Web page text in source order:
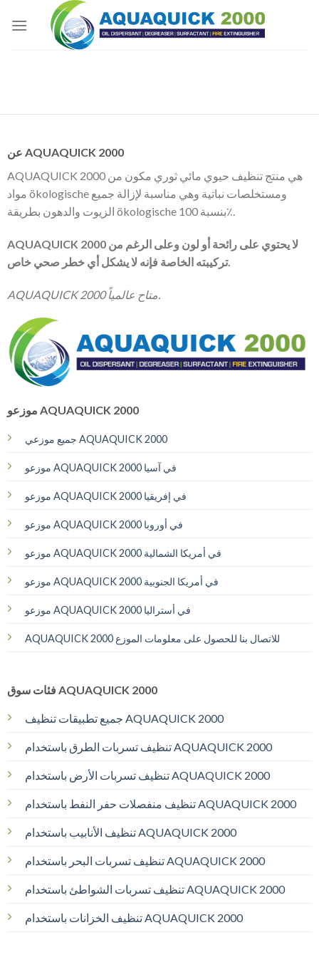
عن AQUAQUICK 2000
AQUAQUICK 2000 هي منتج تنظيف حيوي مائي ثوري مكون من
مواد ökologische ومستخلصات نباتية وهي مناسبة لإزالة جميع
الزيوت والدهون بطريقة ökologische بنسبة 100٪.
AQUAQUICK 2000 لا يحتوي على رائحة أو لون وعلى الرغم من
تركيبته الخاصة فإنه لا يشكل أي خطر صحي خاص.
موزعو AQUAQUICK 2000
جميع موزعي AQUAQUICK 2000
موزعو AQUAQUICK 2000 في آسيا
موزعو AQUAQUICK 2000 في إفريقيا
موزعو AQUAQUICK 2000 في أوروبا
موزعو AQUAQUICK 2000 في أمريكا الشمالية
موزعو AQUAQUICK 2000 في أمريكا الجنوبية
موزعو AQUAQUICK 2000 في أستراليا
AQUAQUICK 2000 للاتصال بنا للحصول على معلومات الموزع
فئات سوق AQUAQUICK 2000
جميع تطبيقات تنظيف AQUAQUICK 2000
تنظيف تسربات الطرق باستخدام AQUAQUICK 2000
تنظيف تسربات الأرض باستخدام AQUAQUICK 2000
تنظيف منفصلات حفر النفط باستخدام AQUAQUICK 2000
تنظيف الأنابيب باستخدام AQUAQUICK 2000
تنظيف تسربات البحر باستخدام AQUAQUICK 2000
تنظيف تسربات الشواطئ باستخدام AQUAQUICK 2000
تنظيف الخزانات باستخدام AQUAQUICK 2000